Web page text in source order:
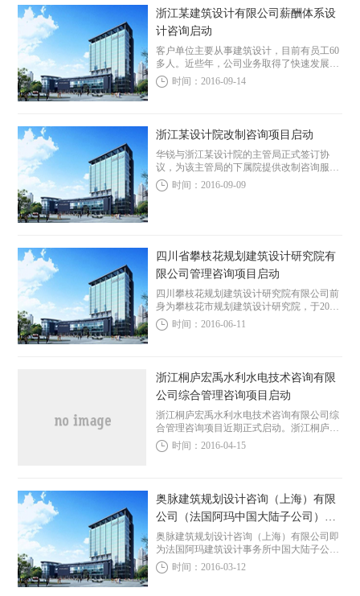
浙江某建筑设计有限公司薪酬体系设
计咨询启动
客户单位主要从事建筑设计，目前有员工60
多人。近些年，公司业务取得了快速发展。
随着单位的发展，薪酬激励体系的完善也成
为了公司领导重点关注的工作，基于华锐在
时间：2016-09-14
浙江某设计院改制咨询项目启动
华锐与浙江某设计院的主管局正式签订协
议，为该主管局的下属院提供改制咨询服
务。近日，该咨询项目已经正式启动。
时间：2016-09-09
四川省攀枝花规划建筑设计研究院有
限公司管理咨询项目启动
四川攀枝花规划建筑设计研究院有限公司前
身为攀枝花市规划建筑设计研究院，于2009
年改制成为民营设计公司。公司目前有员工
170多人，有建筑分院、规划分院和市政分
时间：2016-06-11
浙江桐庐宏禹水利水电技术咨询有限
公司综合管理咨询项目启动
浙江桐庐宏禹水利水电技术咨询有限公司综
合管理咨询项目近期正式启动。浙江桐庐宏
禹水利水电技术咨询有限公司成立于2005
年，公司成立以来，业务范围逐步实现综合
时间：2016-04-15
奥脉建筑规划设计咨询（上海）有限
公司（法国阿玛中国大陆子公司）管
理咨询项目启动
奥脉建筑规划设计咨询（上海）有限公司即
为法国阿玛建筑设计事务所中国大陆子公
司。法国AMA建筑设计事务所成立于上世
纪七十年代，是一家以建筑、城市规划设计
时间：2016-03-12